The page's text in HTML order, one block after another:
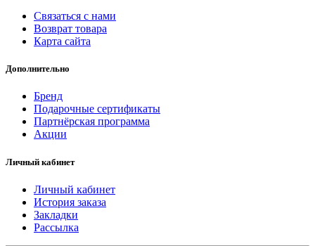
Связаться с нами
Возврат товара
Карта сайта
Дополнительно
Бренд
Подарочные сертификаты
Партнёрская программа
Акции
Личный кабинет
Личный кабинет
История заказа
Закладки
Рассылка